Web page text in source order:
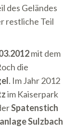
des Geländes
restliche Teil
mit dem
die
. Im Jahr 2012
im Kaiserpark
Spatenstich
Sulzbach